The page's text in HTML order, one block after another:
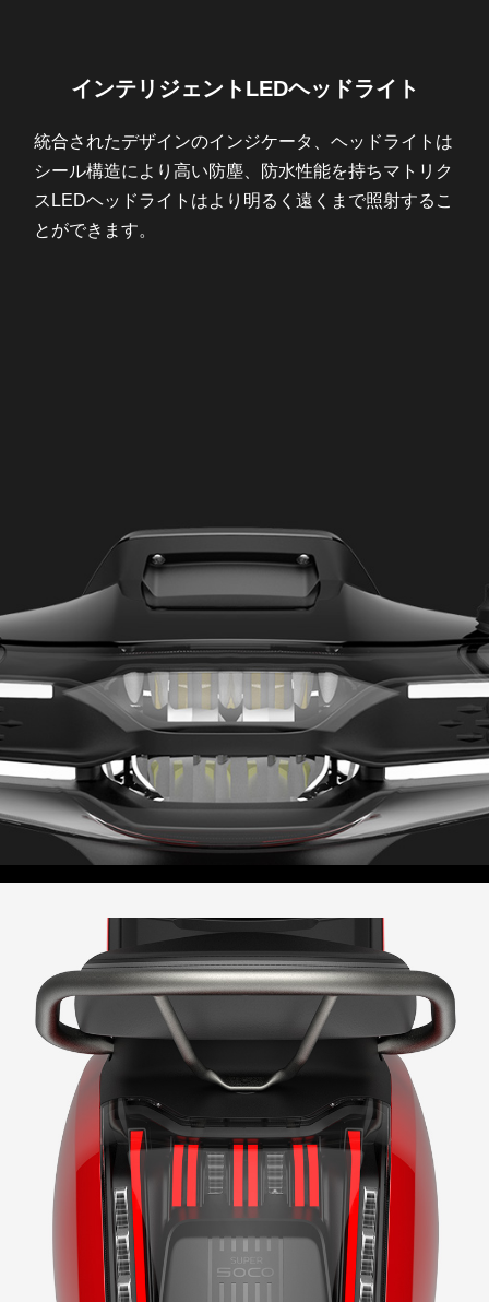
インテリジェントLEDヘッドライト
統合されたデザインのインジケータ、ヘッドライトは
シール構造により高い防塵、防水性能を持ちマトリク
スLEDヘッドライトはより明るく遠くまで照射するこ
とができます。